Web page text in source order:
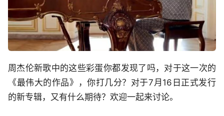
周杰伦新歌中的这些彩蛋你都发现了吗，对于这一次的
《最伟大的作品》，你打几分？对于7月16日正式发行
的新专辑，又有什么期待？欢迎一起来讨论。